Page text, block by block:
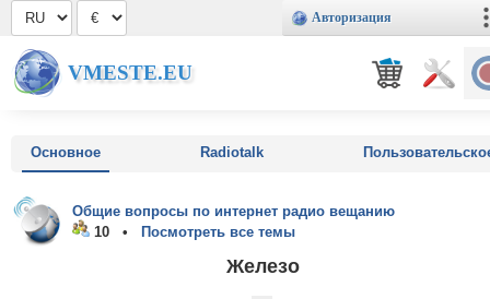
Авторизация
VMESTE.EU
Основное Radiotalk
Общие вопросы по интернет радио вещанию
10 •
Посмотреть все темы
Железо